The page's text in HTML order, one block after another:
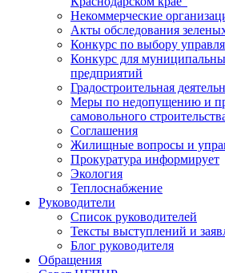
Некоммерческие
Акты обследования
Конкурс по выбору
Конкурс для
предприятий
Градостроительная
Меры по недопущению и
самовольного
Соглашения
Жилищные вопросы и
Прокуратура информирует
Экология
Теплоснабжение
Руководители
Список руководителей
Тексты выступлений и
Блог руководителя
Обращения